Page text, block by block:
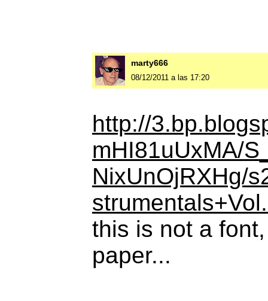
marty666
08/12/2011 a las 17:20
http://
mHI81uUxMA/
NixUnOjRXHg/
this is not a
paper...